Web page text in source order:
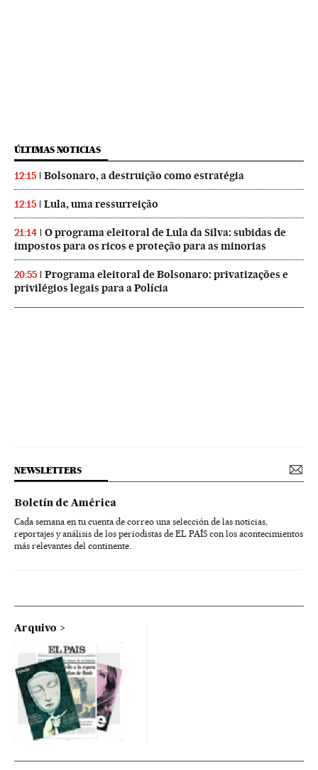
ÚLTIMAS NOTICIAS
12:15 Bolsonaro, a destruição como estratégia
12:15 Lula, uma ressurreição
21:14
O programa eleitoral de Lula da Silva: subidas de
impostos para os ricos e proteção para as minorias
20:55
Programa eleitoral de Bolsonaro: privatizações e
privilégios legais para a Polícia
NEWSLETTERS
Boletín de América
Cada semana en tu cuenta de correo una selección de las noticias,
reportajes y análisis de los periodistas de EL PAÍS con los acontecimientos
más relevantes del continente.
Arquivo